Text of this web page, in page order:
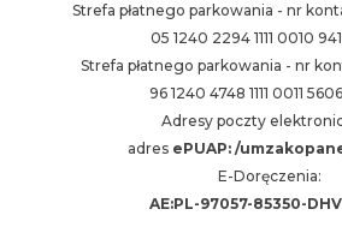
Strefa płatnego parkowania - nr
05 1240 2294 1111 0010
Strefa płatnego parkowania - nr
96 1240 4748 1111 0011
Adresy poczty
adres ePUAP: /
E-Doręczenia:
AE:PL-97057-85350-